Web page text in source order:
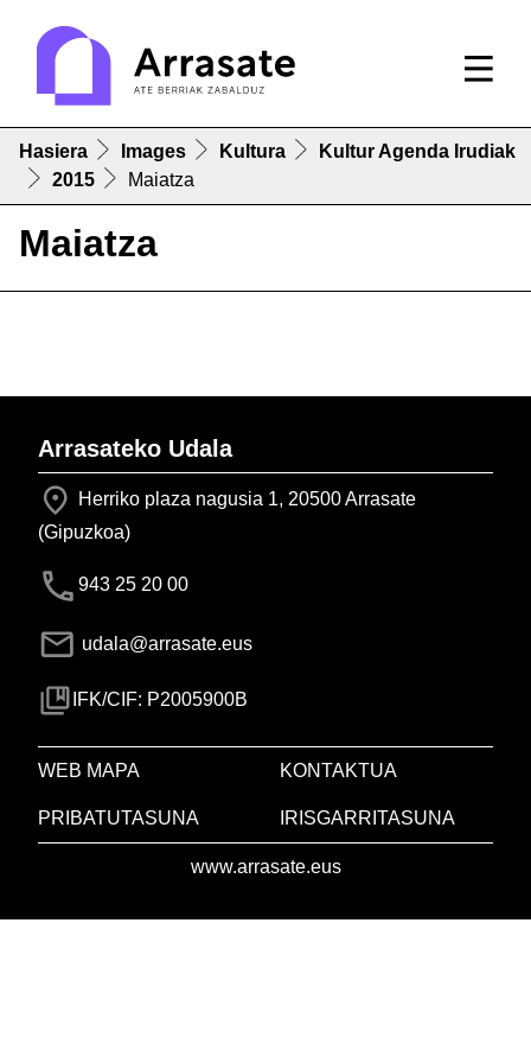
Hasiera Images Kultura
Kultur Agenda Irudiak
2015
Maiatza
Maiatza
Arrasateko Udala
Herriko plaza nagusia 1, 20500 Arrasate
(Gipuzkoa)
943 25 20 00
udala@arrasate.eus
IFK/CIF: P2005900B
WEB MAPA KONTAKTUA
PRIBATUTASUNA IRISGARRITASUNA
www.arrasate.eus